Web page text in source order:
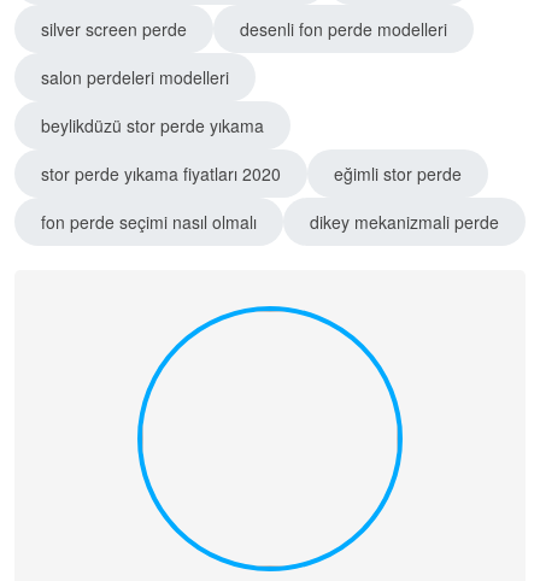
silver screen perde
desenli fon perde modelleri
salon perdeleri modelleri
beylikdüzü stor perde yıkama
stor perde yıkama fiyatları 2020
eğimli stor perde
fon perde seçimi nasıl olmalı
dikey mekanizmali perde